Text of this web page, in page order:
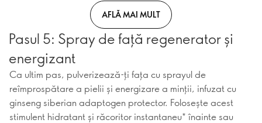
AFLĂ MAI MULT
Pasul 5: Spray de față regenerator și
energizant
Ca ultim pas, pulverizează-ți fața cu sprayul de
reîmprospătare a pielii și energizare a minții, infuzat cu
ginseng siberian adaptogen protector. Folosește acest
stimulent hidratant și răcoritor instantaneu* înainte sau